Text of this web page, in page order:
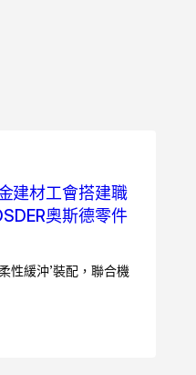
建材工會搭建職
奧斯德零件
性緩沖’裝配，聯合機